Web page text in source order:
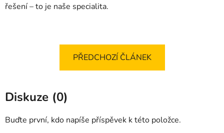
řešení – to je naše specialita.
PŘEDCHOZÍ ČLÁNEK
Diskuze (0)
Buďte první, kdo napíše příspěvek k této položce.